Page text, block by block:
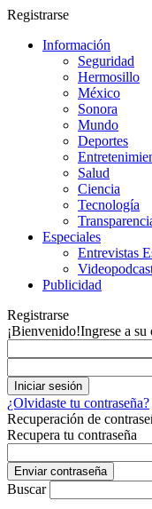
Registrarse
Información
Seguridad
Hermosillo
México
Sonora
Mundo
Deportes
Salud
Ciencia
Tecnología
Especiales
Entrevistas
Publicidad
Registrarse
¡Bienvenido!Ingrese a su
¿Olvidaste tu contraseña?
Recuperación de
Recupera tu contraseña
Buscar